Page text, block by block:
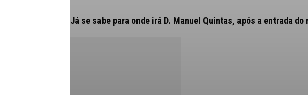
Já se sabe para onde irá D. Manuel Quintas, após a entrada